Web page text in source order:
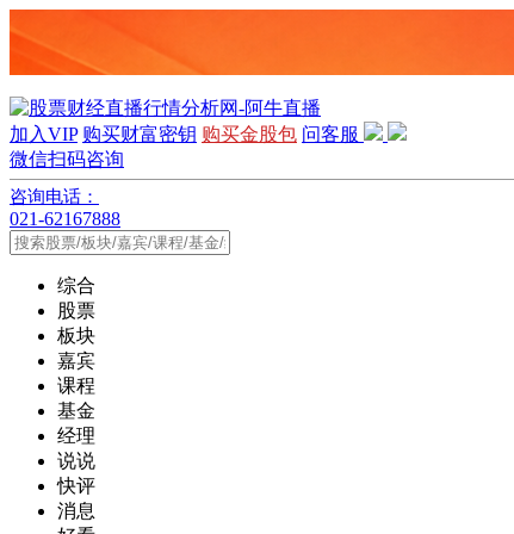
加入VIP 购买财富密钥 购买金股包 问客服
微信扫码咨询
咨询电话：
021-62167888
综合
股票
板块
嘉宾
课程
基金
经理
说说
快评
消息